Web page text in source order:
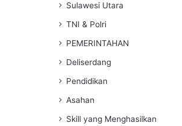
Sulawesi Utara
TNI & Polri
PEMERINTAHAN
Deliserdang
Pendidikan
Asahan
Skill yang Menghasilkan